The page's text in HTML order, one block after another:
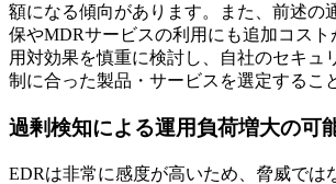
額になる傾向があります。また、前述の
保やMDRサービスの利用にも追加コス
用対効果を慎重に検討し、自社のセキュ
制に合った製品・サービスを選定するこ
過剰検知による運用負荷増大の可
EDRは非常に感度が高いため、脅威では